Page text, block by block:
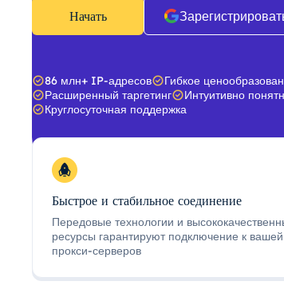
Начать
86 млн+ IP-адресов
Гибкое
Расширенный таргетинг
Интуитивно
Круглосуточная поддержка
Быстрое и стабильное соединение
Передовые технологии и
ресурсы гарантируют подключение к вашей
прокси-серверов